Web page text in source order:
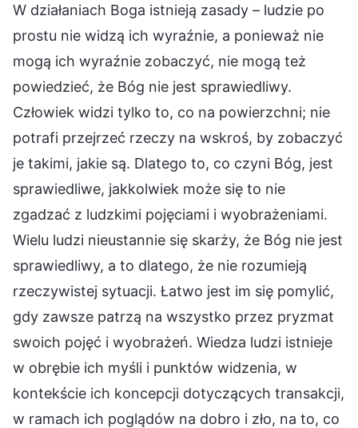
W działaniach Boga istnieją zasady – ludzie po
prostu nie widzą ich wyraźnie, a ponieważ nie
mogą ich wyraźnie zobaczyć, nie mogą też
powiedzieć, że Bóg nie jest sprawiedliwy.
Człowiek widzi tylko to, co na powierzchni; nie
potrafi przejrzeć rzeczy na wskroś, by zobaczyć
je takimi, jakie są. Dlatego to, co czyni Bóg, jest
sprawiedliwe, jakkolwiek może się to nie
zgadzać z ludzkimi pojęciami i wyobrażeniami.
Wielu ludzi nieustannie się skarży, że Bóg nie jest
sprawiedliwy, a to dlatego, że nie rozumieją
rzeczywistej sytuacji. Łatwo jest im się pomylić,
gdy zawsze patrzą na wszystko przez pryzmat
swoich pojęć i wyobrażeń. Wiedza ludzi istnieje
w obrębie ich myśli i punktów widzenia, w
kontekście ich koncepcji dotyczących transakcji,
w ramach ich poglądów na dobro i zło, na to, co